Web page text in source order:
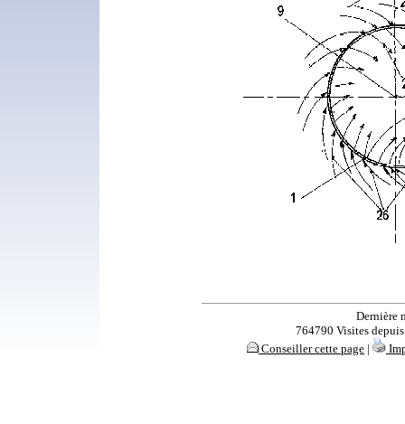
Dernière
764790 Visites
Conseiller cette page |